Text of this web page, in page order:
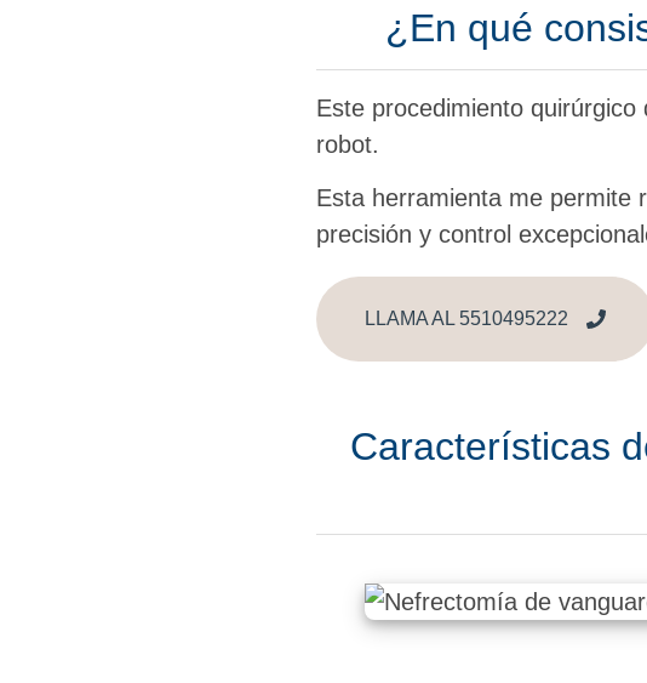
¿En qué
Este procedimiento
robot.
Esta herramienta me permite
precisión y control
LLAMA AL 5510495222
Características